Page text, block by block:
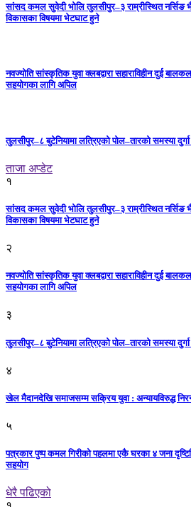
सांसद कमल सुवेदी भोलि तुलसीपुर–३ राम्रीस्थित नर्सिङ
विकासका विषयमा भेटघाट हुने
नवज्योति सांस्कृतिक युवा क्लबद्वारा सहाराविहीन दुई
सहयोगका लागि अपिल
तुलसीपुर–८ बुटेनियामा लत्रिएको पोल–तारको समस्या
ताजा अप्डेट
१
सांसद कमल सुवेदी भोलि तुलसीपुर–३ राम्रीस्थित नर्सिङ
विकासका विषयमा भेटघाट हुने
२
नवज्योति सांस्कृतिक युवा क्लबद्वारा सहाराविहीन दुई
सहयोगका लागि अपिल
३
तुलसीपुर–८ बुटेनियामा लत्रिएको पोल–तारको समस्या
४
खेल मैदानदेखि समाजसम्म सक्रिय युवा : अन्यायविरुद्ध
५
पत्रकार पुष्प कमल गिरीको पहलमा एकै घरका ४ जना
सहयोग
धेरै पढिएको